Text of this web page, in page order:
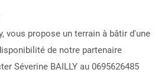
vous propose un terrain à bâtir d'une
de notre partenaire
Séverine BAILLY au 0695626485